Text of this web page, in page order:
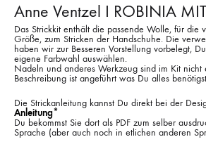
Anne Ventzel I ROBINIA
Das Strickkit enthält die passende Wolle, für die
Größe, zum Stricken der Handschuhe. Die
haben wir zur Besseren Vorstellung vorbelegt,
eigene Farbwahl auswählen.
Nadeln und anderes Werkzeug sind im Kit nicht
Beschreibung ist angeführt was Du alles
Die Strickanleitung kannst Du direkt bei der
Anleitung*
Du bekommst Sie dort als PDF zum selber
Sprache (aber auch noch in etlichen anderen